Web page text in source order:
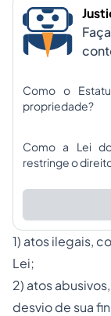
Como o
propriedade?
Como a Lei
restringe o
1) atos ilegais,
Lei;
2) atos
desvio de sua